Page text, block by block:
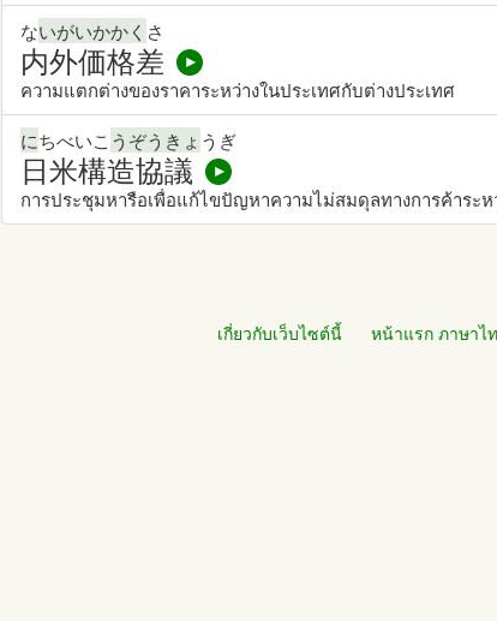
ないがいかかく さ
内外価格差
ความแตกต่างของราคาระหว่างในประเทศกับต่างประเทศ
にちべいこ うぞうきょ うぎ
日米構造協議
การประชุมหารือเพื่อแก้ไขปัญหาความไม่สมดุลทางการค้าระ
เกี่ยวกับเว็บไซต์นี้ หน้าแรก ภาษาไ